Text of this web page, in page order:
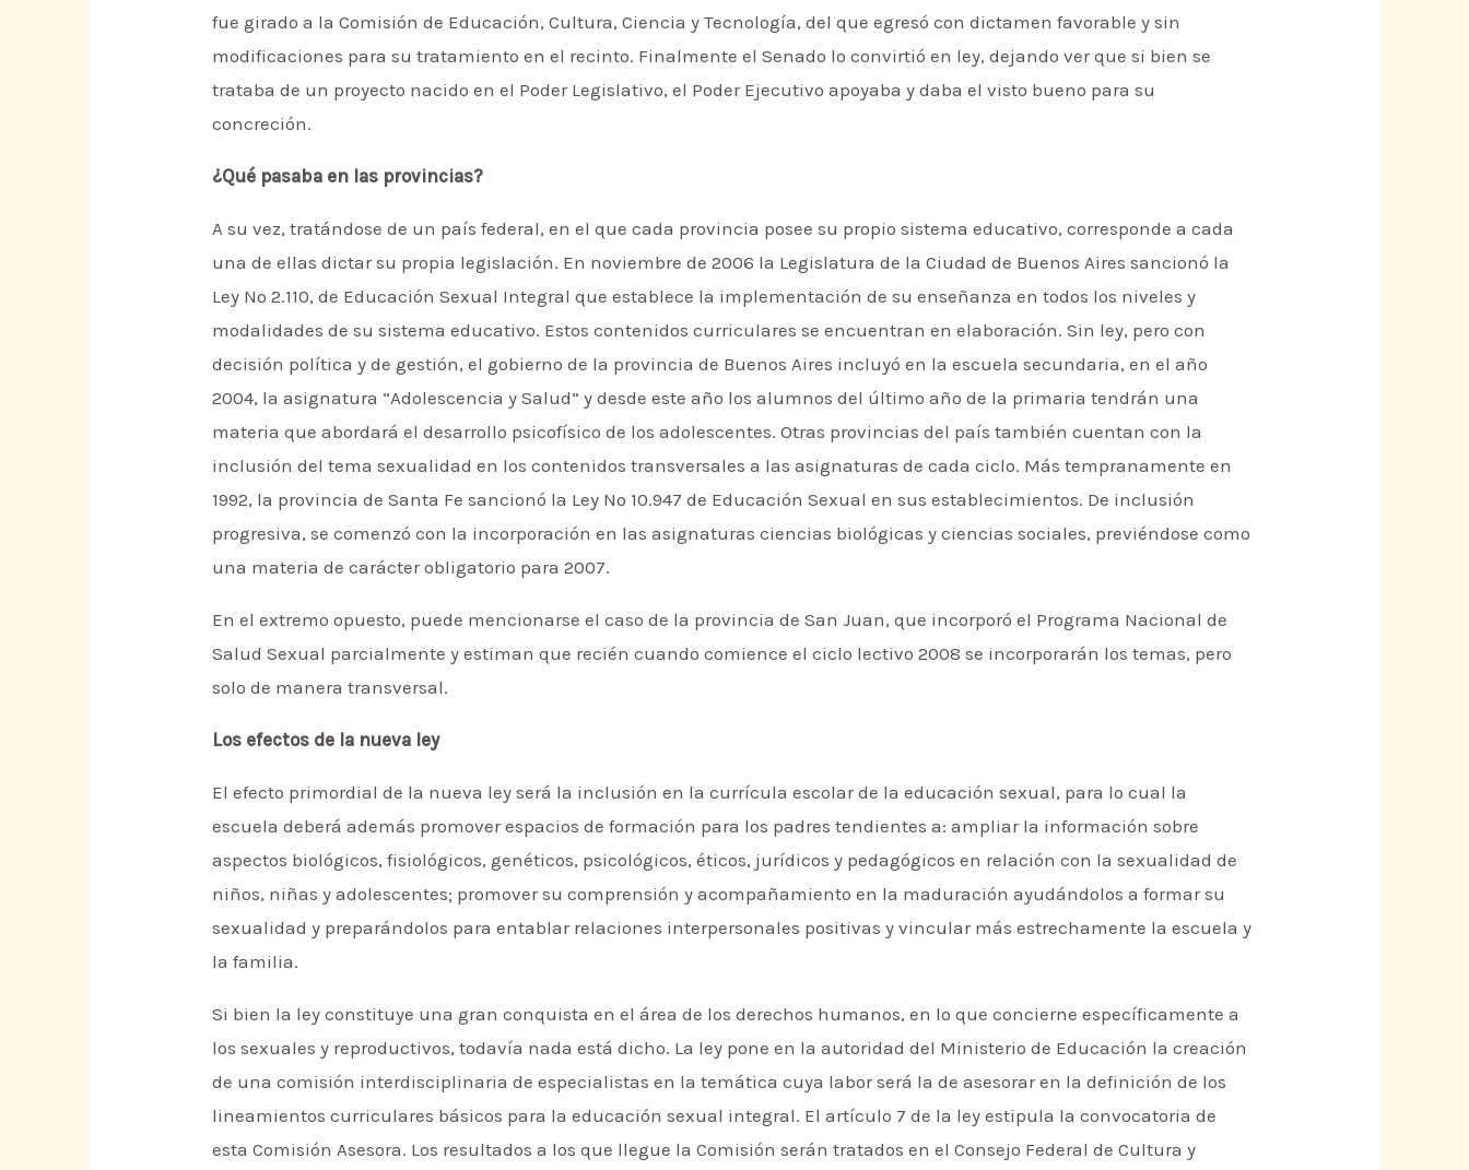
fue girado a la Comisión de Educación, Cultura, Ciencia y Tecnología, del que egresó con dictamen favorable y sin
modificaciones para su tratamiento en el recinto. Finalmente el Senado lo convirtió en ley, dejando ver que si bien se
trataba de un proyecto nacido en el Poder Legislativo, el Poder Ejecutivo apoyaba y daba el visto bueno para su
concreción.
¿Qué pasaba en las provincias?
A su vez, tratándose de un país federal, en el que cada provincia posee su propio sistema educativo, corresponde a cada
una de ellas dictar su propia legislación. En noviembre de 2006 la Legislatura de la Ciudad de Buenos Aires sancionó la
Ley Nº 2.110, de Educación Sexual Integral que establece la implementación de su enseñanza en todos los niveles y
modalidades de su sistema educativo. Estos contenidos curriculares se encuentran en elaboración. Sin ley, pero con
decisión política y de gestión, el gobierno de la provincia de Buenos Aires incluyó en la escuela secundaria, en el año
2004, la asignatura “Adolescencia y Salud” y desde este año los alumnos del último año de la primaria tendrán una
materia que abordará el desarrollo psicofísico de los adolescentes. Otras provincias del país también cuentan con la
inclusión del tema sexualidad en los contenidos transversales a las asignaturas de cada ciclo. Más tempranamente en
1992, la provincia de Santa Fe sancionó la Ley Nº 10.947 de Educación Sexual en sus establecimientos. De inclusión
progresiva, se comenzó con la incorporación en las asignaturas ciencias biológicas y ciencias sociales, previéndose como
una materia de carácter obligatorio para 2007.
En el extremo opuesto, puede mencionarse el caso de la provincia de San Juan, que incorporó el Programa Nacional de
Salud Sexual parcialmente y estiman que recién cuando comience el ciclo lectivo 2008 se incorporarán los temas, pero
solo de manera transversal.
Los efectos de la nueva ley
El efecto primordial de la nueva ley será la inclusión en la currícula escolar de la educación sexual, para lo cual la
escuela deberá además promover espacios de formación para los padres tendientes a: ampliar la información sobre
aspectos biológicos, fisiológicos, genéticos, psicológicos, éticos, jurídicos y pedagógicos en relación con la sexualidad de
niños, niñas y adolescentes; promover su comprensión y acompañamiento en la maduración ayudándolos a formar su
sexualidad y preparándolos para entablar relaciones interpersonales positivas y vincular más estrechamente la escuela y
la familia.
Si bien la ley constituye una gran conquista en el área de los derechos humanos, en lo que concierne específicamente a
los sexuales y reproductivos, todavía nada está dicho. La ley pone en la autoridad del Ministerio de Educación la creación
de una comisión interdisciplinaria de especialistas en la temática cuya labor será la de asesorar en la definición de los
lineamientos curriculares básicos para la educación sexual integral. El artículo 7 de la ley estipula la convocatoria de
esta Comisión Asesora. Los resultados a los que llegue la Comisión serán tratados en el Consejo Federal de Cultura y